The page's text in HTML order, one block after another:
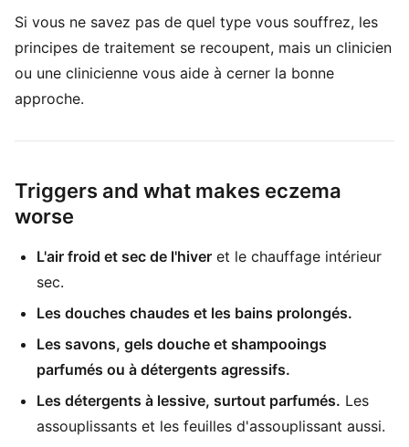
Si vous ne savez pas de quel type vous souffrez, les
principes de traitement se recoupent, mais un clinicien
ou une clinicienne vous aide à cerner la bonne
approche.
Triggers and what makes eczema
worse
L'air froid et sec de l'hiver et le chauffage intérieur
sec.
Les douches chaudes et les bains prolongés.
Les savons, gels douche et shampooings
parfumés ou à détergents agressifs.
Les détergents à lessive, surtout parfumés. Les
assouplissants et les feuilles d'assouplissant aussi.